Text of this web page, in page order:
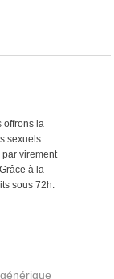
offrons la
sexuels
virement
à la
sous 72h.